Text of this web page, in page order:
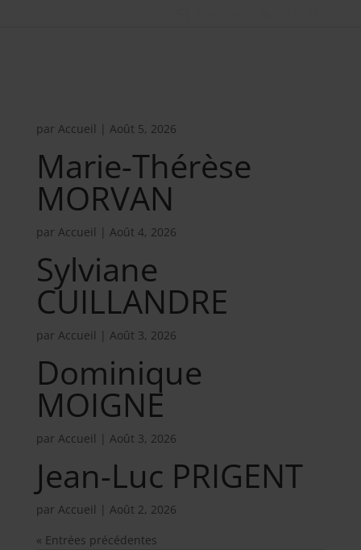
par Accueil | Août 5, 2026
Marie-Thérèse
MORVAN
par Accueil | Août 4, 2026
Sylviane
CUILLANDRE
par Accueil | Août 3, 2026
Dominique
MOIGNE
par Accueil | Août 3, 2026
Jean-Luc PRIGENT
par Accueil | Août 2, 2026
« Entrées précédentes